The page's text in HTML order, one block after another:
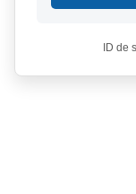
ID de